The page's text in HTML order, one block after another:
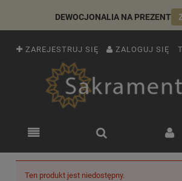
DEWOCJONALIA NA PREZENT
ZAREJESTRUJ SIĘ ZALOGUJ SIĘ
Ten produkt jest niedostępny.